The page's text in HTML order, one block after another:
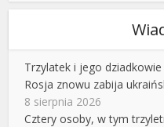
Trzylatek i jego
Rosja znowu zabija
8 sierpnia 2026
Cztery osoby, w tym